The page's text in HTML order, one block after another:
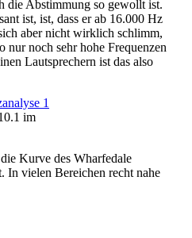
die Abstimmung so gewollt ist.
ist, ist, dass er ab 16.000 Hz
aber nicht wirklich schlimm,
nur noch sehr hohe Frequenzen
Lautsprechern ist das also
im
Kurve des Wharfedale
In vielen Bereichen recht nahe